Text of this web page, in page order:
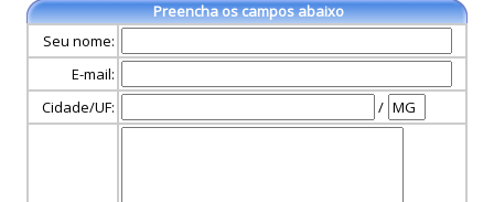
Preencha os campos abaixo
Seu nome:
E-mail:
Cidade/UF:
/